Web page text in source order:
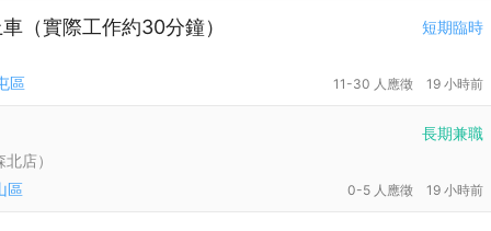
短期臨時
（實際工作約30分鐘）
區 11-30 人應徵 19 小時前
長期兼職
店）
區
0-5 人應徵 19 小時前